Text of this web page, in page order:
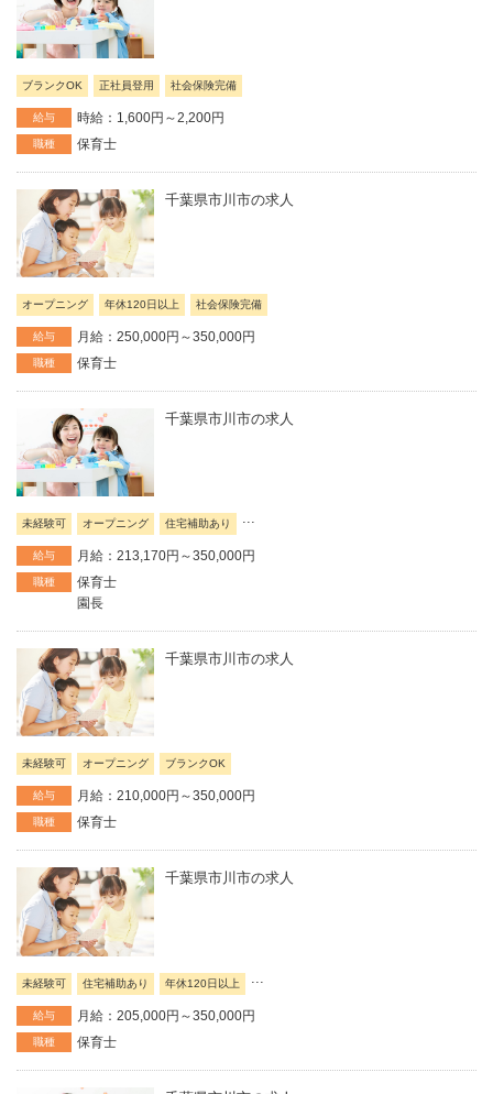
ブランクOK 正社員登用 社会保険完備
給与 時給：1,600円～2,200円
職種 保育士
千葉県市川市の求人
オープニング 年休120日以上 社会保険完備
給与 月給：250,000円～350,000円
職種 保育士
千葉県市川市の求人
未経験可 オープニング 住宅補助あり ...
給与 月給：213,170円～350,000円
職種
保育士
園長
千葉県市川市の求人
未経験可 オープニング ブランクOK
給与 月給：210,000円～350,000円
職種 保育士
千葉県市川市の求人
未経験可 住宅補助あり 年休120日以上
給与 月給：205,000円～350,000円
職種 保育士